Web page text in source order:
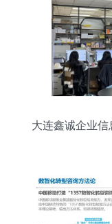
大连鑫诚企业